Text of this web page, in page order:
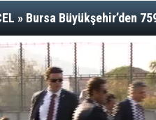
» Bursa Büyükşehir’den